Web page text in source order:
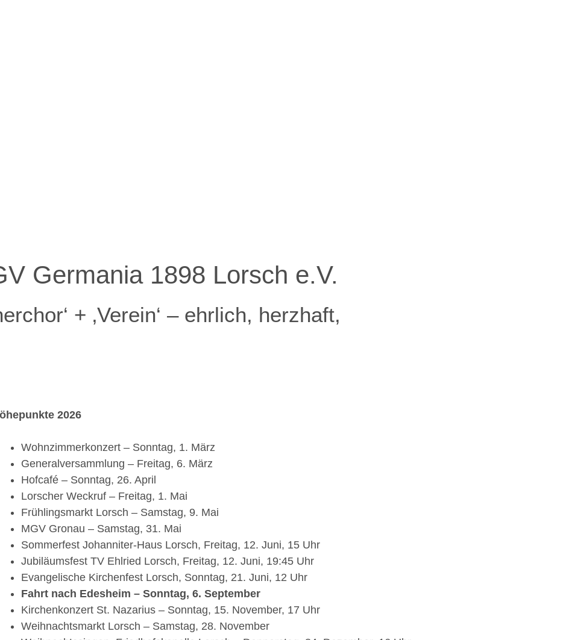
Germania 1898 Lorsch e.V.
+ ‚Verein‘ – ehrlich, herzhaft,
2026
Wohnzimmerkonzert – Sonntag, 1. März
Generalversammlung – Freitag, 6. März
Hofcafé – Sonntag, 26. April
Lorscher Weckruf – Freitag, 1. Mai
Frühlingsmarkt Lorsch – Samstag, 9. Mai
MGV Gronau – Samstag, 31. Mai
Sommerfest Johanniter-Haus Lorsch, Freitag, 12. Juni, 15 Uhr
Jubiläumsfest TV Ehlried Lorsch, Freitag, 12. Juni, 19:45 Uhr
Evangelische Kirchenfest Lorsch, Sonntag, 21. Juni, 12 Uhr
Fahrt nach Edesheim – Sonntag, 6. September
Kirchenkonzert St. Nazarius – Sonntag, 15. November, 17 Uhr
Weihnachtsmarkt Lorsch – Samstag, 28. November